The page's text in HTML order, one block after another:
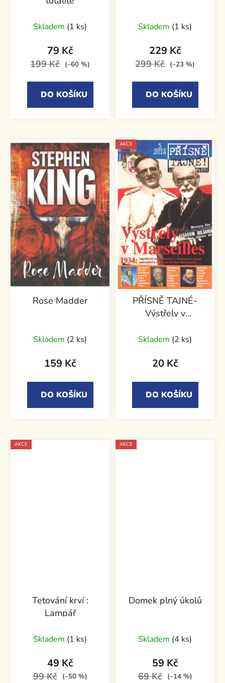
Skladem (1 ks)
79 Kč
199 Kč (–60 %)
DO KOŠÍKU
Skladem (1 ks)
229 Kč
299 Kč (–23 %)
DO KOŠÍKU
Rose Madder
hodnocení
produktu
5,0
z
Skladem (2 ks)
159 Kč
DO KOŠÍKU
AKCE
PŘÍSNĚ TAJNÉ-
Výstřely v
Skladem (2 ks)
20 Kč
DO KOŠÍKU
AKCE
Tetování krví :
Lampář
Skladem (1 ks)
49 Kč
99 Kč (–50 %)
AKCE
Domek plný úkolů
Skladem (4 ks)
59 Kč
69 Kč (–14 %)